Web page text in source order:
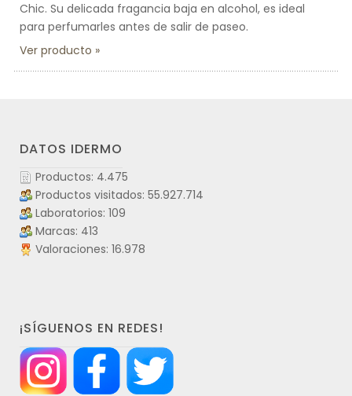
Chic. Su delicada fragancia baja en alcohol, es ideal
para perfumarles antes de salir de paseo.
Ver producto
DATOS IDERMO
Productos: 4.475
Productos visitados: 55.927.714
Laboratorios: 109
Marcas: 413
Valoraciones: 16.978
¡SÍGUENOS EN REDES!